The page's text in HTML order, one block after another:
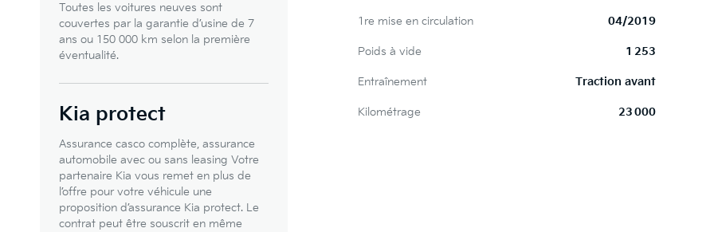
1re mise en circulation 04/2019
Poids à vide 1 253
Entraînement Traction avant
Kilométrage 23 000
Toutes les voitures neuves sont
couvertes par la garantie d’usine de 7
ans ou 150 000 km selon la première
éventualité.
Kia protect
Assurance casco complète, assurance
automobile avec ou sans leasing Votre
partenaire Kia vous remet en plus de
l’offre pour votre véhicule une
proposition d’assurance Kia protect. Le
contrat peut être souscrit en même